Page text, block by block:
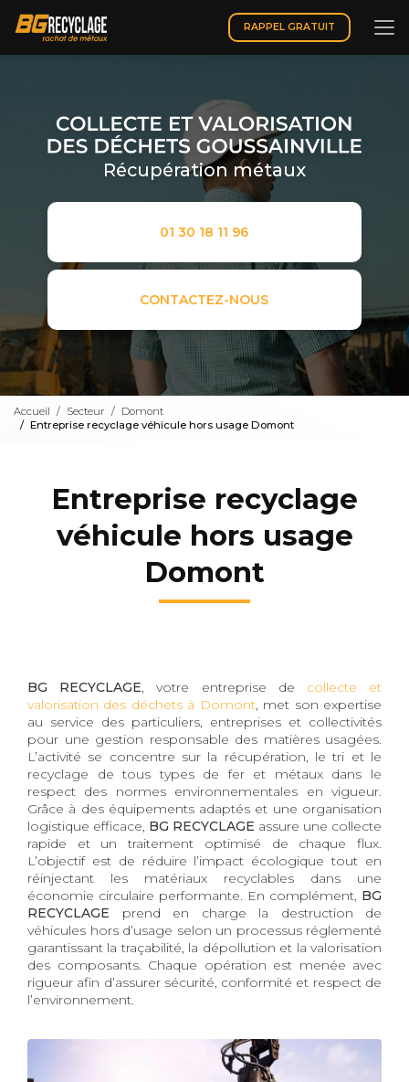
contenu
principal
RAPPEL GRATUIT
Récupération métaux
01 30 18 11 96
CONTACTEZ-NOUS
Accueil Secteur
Domont
Entreprise recyclage véhicule hors usage Domont
Entreprise recyclage
véhicule hors usage
Domont
BG RECYCLAGE, votre entreprise de collecte et
valorisation des déchets à Domont, met son expertise
au service des particuliers, entreprises et collectivités
pour une gestion responsable des matières usagées.
L’activité se concentre sur la récupération, le tri et le
recyclage de tous types de fer et métaux dans le
respect des normes environnementales en vigueur.
Grâce à des équipements adaptés et une organisation
logistique efficace, BG RECYCLAGE assure une collecte
rapide et un traitement optimisé de chaque flux.
L’objectif est de réduire l’impact écologique tout en
réinjectant les matériaux recyclables dans une
économie circulaire performante. En complément, BG
RECYCLAGE prend en charge la destruction de
véhicules hors d’usage selon un processus réglementé
garantissant la traçabilité, la dépollution et la valorisation
des composants. Chaque opération est menée avec
rigueur afin d’assurer sécurité, conformité et respect de
l’environnement.